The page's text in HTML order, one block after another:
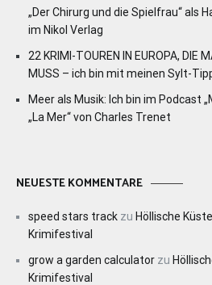
„Der Chirurg und die Spielfrau“ als
im Nikol Verlag
22 KRIMI-TOUREN IN EUROPA, DIE
MUSS – ich bin mit meinen Sylt-
Meer als Musik: Ich bin im Podcast
„La Mer“ von Charles Trenet
NEUESTE KOMMENTARE
speed stars track zu Höllische
Krimifestival
grow a garden calculator zu
Krimifestival